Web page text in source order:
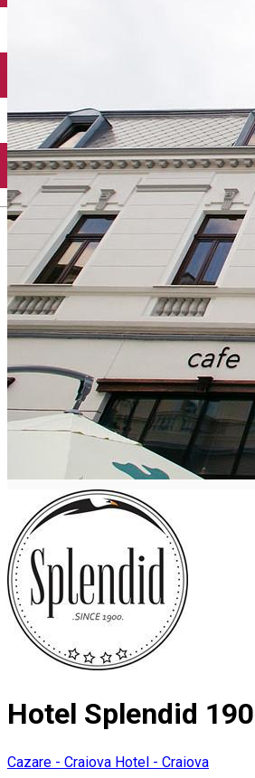
English
Hotel Splendid
Cazare - Craiova Hotel - Craiova